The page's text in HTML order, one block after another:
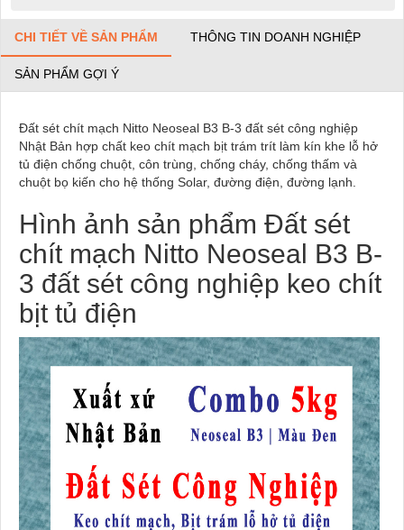
CHI TIẾT VỀ SẢN PHẨM THÔNG TIN DOANH NGHIỆP
SẢN PHẨM GỢI Ý
Đất sét chít mạch Nitto Neoseal B3 B-3 đất sét công nghiệp
Nhật Bản hợp chất keo chít mạch bịt trám trít làm kín khe lỗ hở
tủ điện chống chuột, côn trùng, chống cháy, chống thấm và
chuột bọ kiến cho hệ thống Solar, đường điện, đường lạnh.
Hình ảnh sản phẩm Đất sét
chít mạch Nitto Neoseal B3 B-
3 đất sét công nghiệp keo chít
bịt tủ điện